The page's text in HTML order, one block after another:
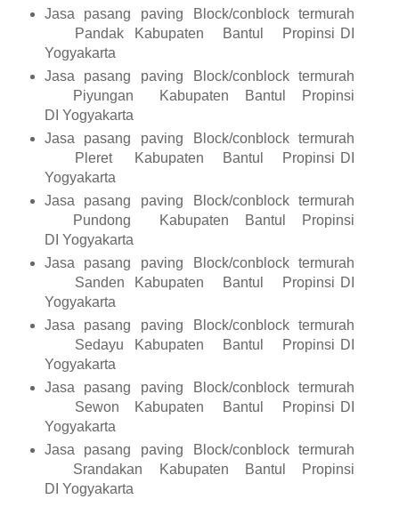
Jasa pasang paving Block/conblock termurah
Pandak
Kabupaten Bantul
Propinsi DI
Yogyakarta
Jasa pasang paving Block/conblock termurah
Piyungan
Kabupaten Bantul
Propinsi
DI Yogyakarta
Jasa pasang paving Block/conblock termurah
Pleret
Kabupaten Bantul
Propinsi DI
Yogyakarta
Jasa pasang paving Block/conblock termurah
Pundong
Kabupaten Bantul
Propinsi
DI Yogyakarta
Jasa pasang paving Block/conblock termurah
Sanden
Kabupaten Bantul
Propinsi DI
Yogyakarta
Jasa pasang paving Block/conblock termurah
Sedayu
Kabupaten Bantul
Propinsi DI
Yogyakarta
Jasa pasang paving Block/conblock termurah
Sewon
Kabupaten Bantul
Propinsi DI
Yogyakarta
Jasa pasang paving Block/conblock termurah
Srandakan
Kabupaten Bantul
Propinsi
DI Yogyakarta